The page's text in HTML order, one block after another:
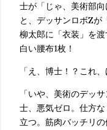
士が「じゃ、美術部
と、デッサンロボZが
柳太郎に「衣装」を
白い腰布1枚！
「え、博士！？これ
「いや、美術のデッ
士、悪気ゼロ。仕方
立つ。筋肉バッチリ